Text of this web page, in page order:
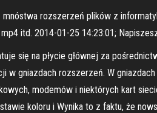
rozszerzeń plików z
itd. 2014-01-25 14:23:01;
się na płycie głównej za
w gniazdach rozszerzeń. W
modemów i niektórych kart
koloru i Wynika to z faktu, że